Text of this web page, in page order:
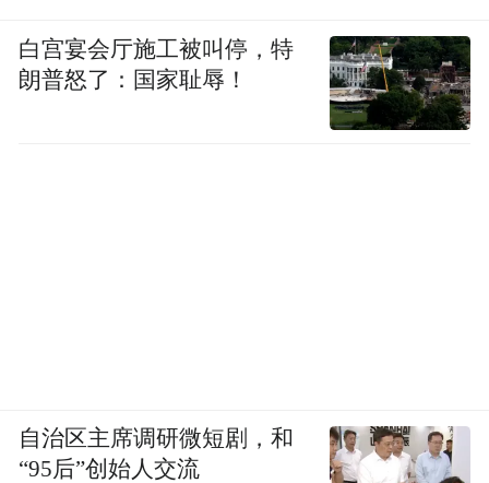
白宫宴会厅施工被叫停，特
朗普怒了：国家耻辱！
自治区主席调研微短剧，和
“95后”创始人交流